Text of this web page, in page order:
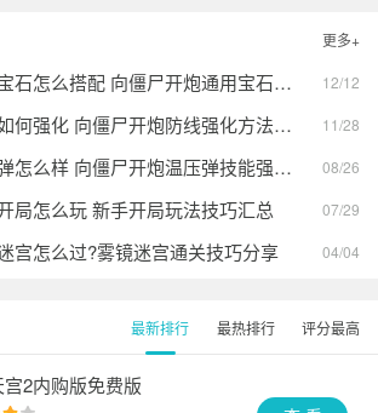
更多+
向僵尸开炮通用宝石怎么搭配 向僵尸开炮通用宝石搭配攻略 12/12
向僵尸开炮防线如何强化 向僵尸开炮防线强化方法汇总 11/28
向僵尸开炮温压弹怎么样 向僵尸开炮温压弹技能强度分析大全 08/26
局怎么玩 新手开局玩法技巧汇总 07/29
宫怎么过?雾镜迷宫通关技巧分享 04/04
最新排行 最热排行 评分最高
宫2内购版免费版